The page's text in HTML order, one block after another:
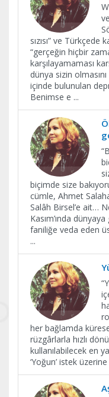
sızısı” ve Türkçede
“gerçeğin hiçbir
karşılayamaması
dünya sizin
içinde bulunulan
Benimse e ...
biçimde size
cümle, Ahmet
Salâh Birsel’e ait…
Kasım’ında
faniliğe veda eden
...
her bağlamda
rüzgârlarla hızlı
kullanılabilecek en
‘Yoğun’ istek